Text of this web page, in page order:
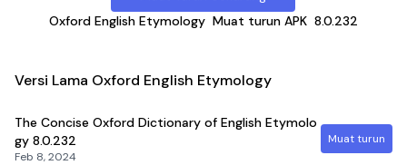
Oxford English Etymology Muat turun APK 8.0.232
Versi Lama Oxford English Etymology
The Concise Oxford Dictionary of English Etymolo
gy 8.0.232
Feb 8, 2024
Muat turun